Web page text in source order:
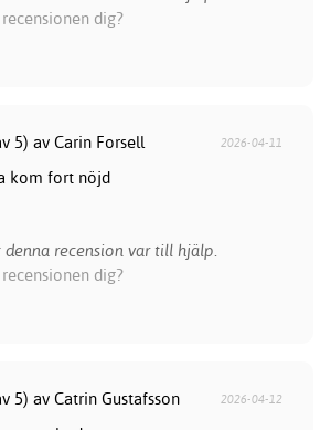
dig?
5) av Carin Forsell 2026-04-11
kom fort nöjd
recension var till hjälp.
dig?
5) av Catrin Gustafsson 2026-04-12